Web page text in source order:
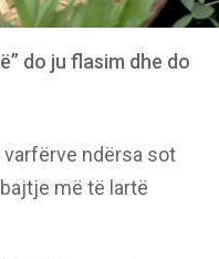
do ju flasim dhe do
ndërsa sot
më të lartë